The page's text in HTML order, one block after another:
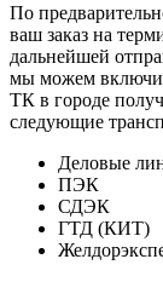
По
ваш заказ на
дальнейшей
мы можем
ТК в городе
следующие
Деловые
ПЭК
СДЭК
ГТД (КИТ)